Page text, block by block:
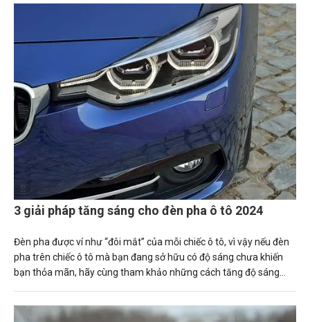
3 giải pháp tăng sáng cho đèn pha ô tô 2024
Đèn pha được ví như “đôi mắt” của mỗi chiếc ô tô, vì vậy nếu đèn
pha trên chiếc ô tô mà bạn đang sở hữu có độ sáng chưa khiến
bạn thỏa mãn, hãy cùng tham khảo những cách tăng độ sáng